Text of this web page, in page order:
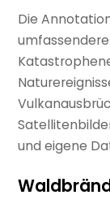
Die
und eigene